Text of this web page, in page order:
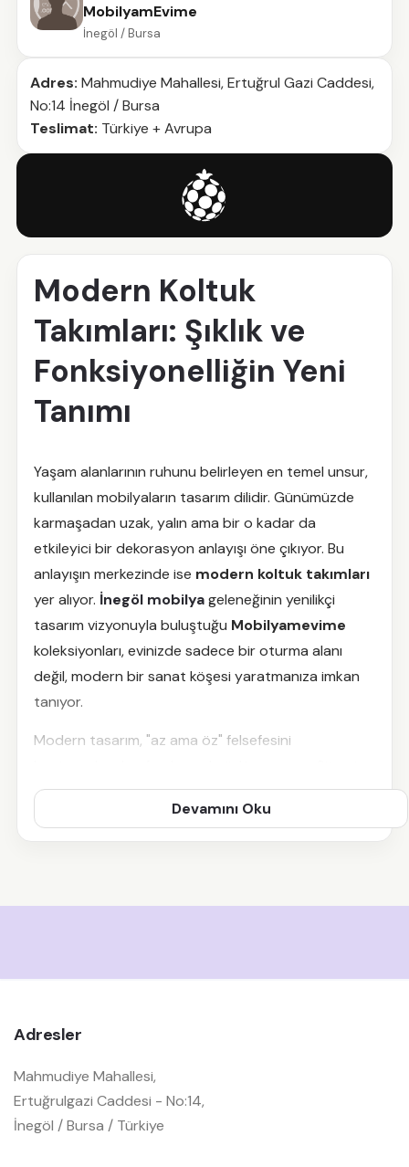
MobilyamEvime
İnegöl / Bursa
Adres: Mahmudiye Mahallesi, Ertuğrul Gazi Caddesi,
No:14 İnegöl / Bursa
Teslimat: Türkiye + Avrupa
Modern Koltuk
Takımları: Şıklık ve
Fonksiyonelliğin Yeni
Tanımı
Yaşam alanlarının ruhunu belirleyen en temel unsur,
kullanılan mobilyaların tasarım dilidir. Günümüzde
karmaşadan uzak, yalın ama bir o kadar da
etkileyici bir dekorasyon anlayışı öne çıkıyor. Bu
anlayışın merkezinde ise modern koltuk takımları
yer alıyor. İnegöl mobilyageleneğinin yenilikçi
tasarım vizyonuyla buluştuğu Mobilyamevime
koleksiyonları, evinizde sadece bir oturma alanı
değil, modern bir sanat köşesi yaratmanıza imkan
tanıyor.
Modern tasarım, "az ama öz" felsefesini
üzerinden sunulanmodern koltuk takımı
seçenekleri, geometrik formları, fonksiyonel
bulunsa da, gerçek bir modern tasarımın altında
yatan mühendislik ve işçilik fark yaratır. İşte
koleksiyonlarımızı benzersiz kılan temel özellikler:
Devamını Oku
Adresler
Mahmudiye Mahallesi,
Ertuğrulgazi Caddesi - No:14,
İnegöl / Bursa / Türkiye